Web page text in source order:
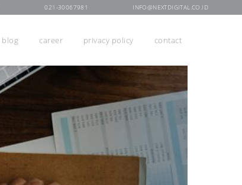
INFO@NEXTDIGITAL.CO.ID
021-30067981
blog career privacy policy contact